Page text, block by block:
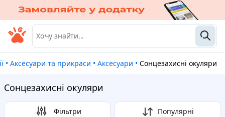
• Аксесуари та прикраси • Аксесуари • Сонцезахисні окуляри
Сонцезахисні окуляри
Фільтри Популярні